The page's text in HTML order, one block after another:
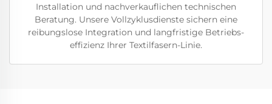
Installation und nachverkauflichen technischen
Beratung. Unsere Vollzyklusdienste sichern eine
reibungslose Integration und langfristige Betriebs-
effizienz Ihrer Textilfasern-Linie.